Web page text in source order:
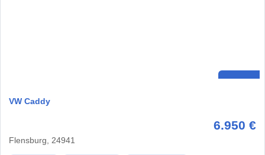
VW Caddy
6.950 €
Flensburg, 24941